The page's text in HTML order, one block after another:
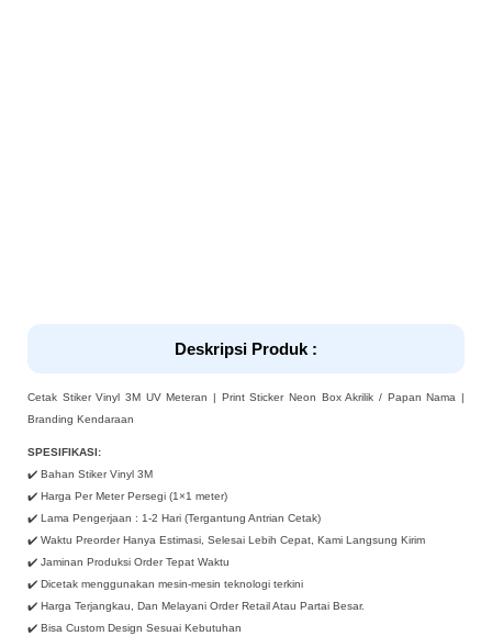
Deskripsi Produk :
Cetak Stiker Vinyl 3M UV Meteran | Print Sticker Neon Box Akrilik / Papan Nama |
Branding Kendaraan
SPESIFIKASI:
✔️ Bahan Stiker Vinyl 3M
✔️ Harga Per Meter Persegi (1×1 meter)
✔️ Lama Pengerjaan : 1-2 Hari (Tergantung Antrian Cetak)
✔️ Waktu Preorder Hanya Estimasi, Selesai Lebih Cepat, Kami Langsung Kirim
✔️ Jaminan Produksi Order Tepat Waktu
✔️ Dicetak menggunakan mesin-mesin teknologi terkini
✔️ Harga Terjangkau, Dan Melayani Order Retail Atau Partai Besar.
✔️ Bisa Custom Design Sesuai Kebutuhan